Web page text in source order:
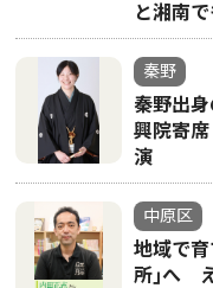
と湘南
秦野
秦野出
興院寄
演
中原区
地域で
所｣へ